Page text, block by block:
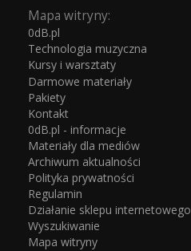
Mapa witryny:
0dB.pl
Technologia muzyczna
Kursy i warsztaty
Darmowe materiały
Pakiety
Kontakt
0dB.pl - informacje
Materiały dla mediów
Archiwum aktualności
Polityka prywatności
Regulamin
Działanie sklepu internetowego
Wyszukiwanie
Mapa witryny